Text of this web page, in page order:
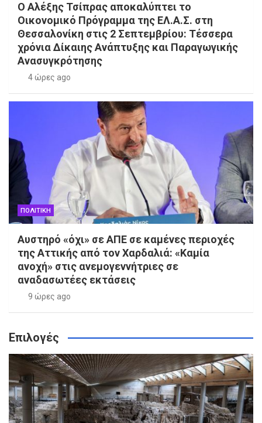
Ο Αλέξης Τσίπρας αποκαλύπτει το
Οικονομικό Πρόγραμμα της ΕΛ.Α.Σ. στη
Θεσσαλονίκη στις 2 Σεπτεμβρίου: Τέσσερα
χρόνια Δίκαιης Ανάπτυξης και Παραγωγικής
Ανασυγκρότησης
4 ώρες ago
ΠΟΛΙΤΙΚΗ
Αυστηρό «όχι» σε ΑΠΕ σε καμένες περιοχές
της Αττικής από τον Χαρδαλιά: «Καμία
ανοχή» στις ανεμογεννήτριες σε
αναδασωτέες εκτάσεις
9 ώρες ago
Επιλογές